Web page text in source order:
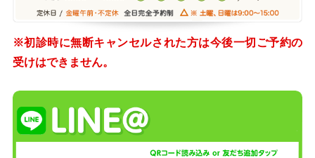
※初診時に無断キャンセルされた方は今後一切ご予約の
受けはできません。